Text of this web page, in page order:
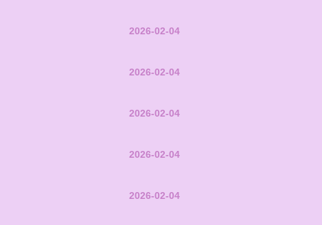
2026-02-04
2026-02-04
2026-02-04
2026-02-04
2026-02-04